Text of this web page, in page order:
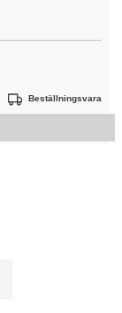
Beställningsvara